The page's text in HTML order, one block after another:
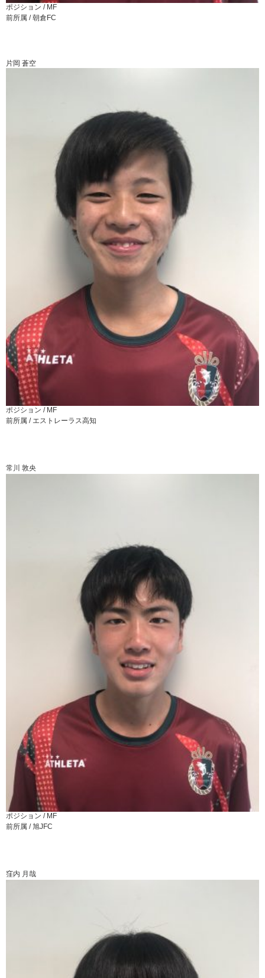
ポジション / MF
前所属 /朝倉FC
片岡 蒼空
ポジション / MF
前所属 / エストレーラス高知
常川 敦央
ポジション / MF
前所属 /旭JFC
窪内 月哉